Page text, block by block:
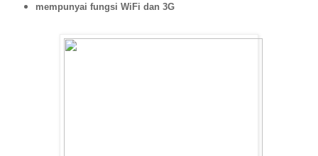
mempunyai fungsi WiFi dan 3G